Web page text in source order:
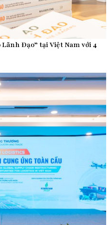
Đạo” tại Việt Nam với 4